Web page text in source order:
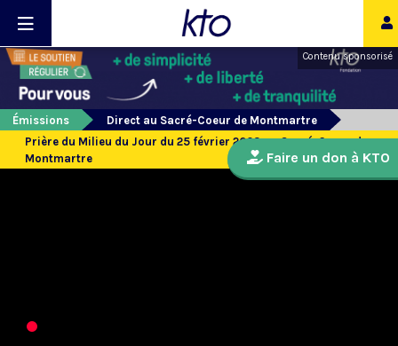
Contenu sponsorisé
Émissions
Direct au Sacré-Coeur de Montmartre
Prière du Milieu du Jour du 25 février 2023 au Sacré-Coeur de
Montmartre
Faire un don à KTO